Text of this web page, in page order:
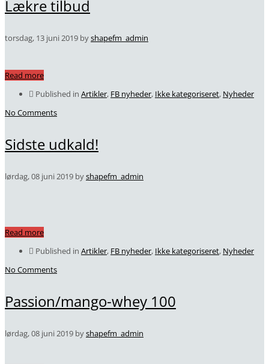
Lækre tilbud
torsdag, 13 juni 2019 byshapefm_admin
Read more
Published in Artikler, FB nyheder, Ikke kategoriseret, Nyheder
No Comments
Sidste udkald!
lørdag, 08 juni 2019 byshapefm_admin
Read more
Published in Artikler, FB nyheder, Ikke kategoriseret, Nyheder
No Comments
Passion/mango-whey 100
lørdag, 08 juni 2019 byshapefm_admin